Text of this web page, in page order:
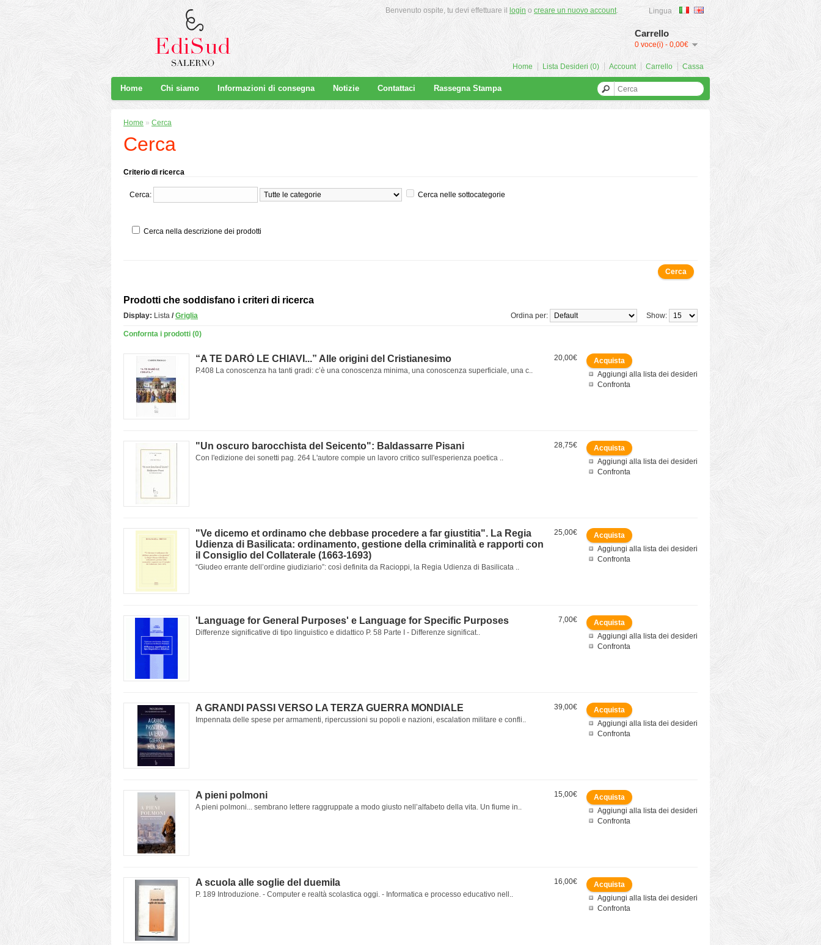
Lingua
Carrello
0 voce(i) - 0,00€
Benvenuto ospite, tu devi effettuare il login o creare un nuovo account.
Home Lista Desideri (0) Account Carrello Cassa
Home Chi siamo Informazioni di consegna Notizie Contattaci Rassegna Stampa
Home » Cerca
Cerca
Criterio di ricerca
Cerca: Cerca nelle sottocategorie
Cerca nella descrizione dei prodotti
Prodotti che soddisfano i criteri di ricerca
Display: Lista / Griglia Show:
Ordina per:
Confornta i prodotti (0)
Aggiungi alla lista dei desideri
Confronta
20,00€
“A TE DARÒ LE CHIAVI...” Alle origini del Cristianesimo
P.408 La conoscenza ha tanti gradi: c’è una conoscenza minima, una conoscenza superficiale, una c..
Aggiungi alla lista dei desideri
Confronta
28,75€
"Un oscuro barocchista del Seicento": Baldassarre Pisani
Con l'edizione dei sonetti pag. 264 L'autore compie un lavoro critico sull'esperienza poetica ..
Aggiungi alla lista dei desideri
Confronta
25,00€
"Ve dicemo et ordinamo che debbase procedere a far giustitia". La Regia
Udienza di Basilicata: ordinamento, gestione della criminalità e rapporti con
il Consiglio del Collaterale (1663-1693)
“Giudeo errante dell’ordine giudiziario”: così definita da Racioppi, la Regia Udienza di Basilicata ..
Aggiungi alla lista dei desideri
Confronta
7,00€
'Language for General Purposes' e Language for Specific Purposes
Differenze significative di tipo linguistico e didattico P. 58 Parte I - Differenze significat..
Aggiungi alla lista dei desideri
Confronta
39,00€
A GRANDI PASSI VERSO LA TERZA GUERRA MONDIALE
Impennata delle spese per armamenti, ripercussioni su popoli e nazioni, escalation militare e confli..
Aggiungi alla lista dei desideri
Confronta
15,00€
A pieni polmoni
A pieni polmoni... sembrano lettere raggruppate a modo giusto nell’alfabeto della vita. Un fiume in..
Aggiungi alla lista dei desideri
Confronta
16,00€
A scuola alle soglie del duemila
P. 189 Introduzione. - Computer e realtà scolastica oggi. - Informatica e processo educativo nell..